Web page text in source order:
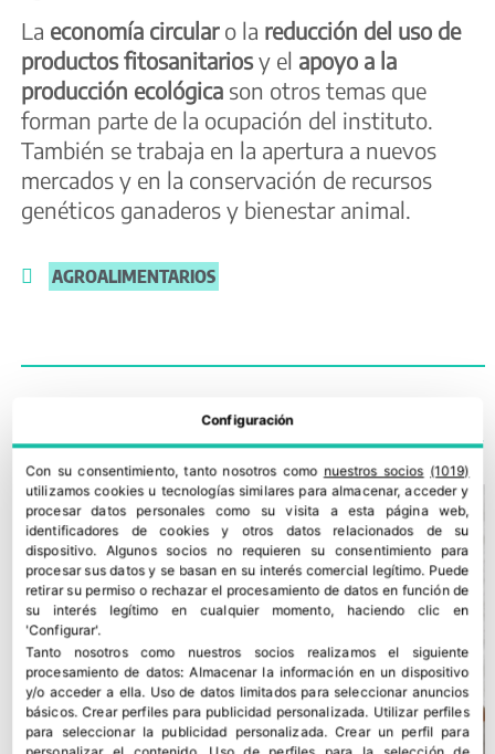
La economía circularo la reducción del uso de
productos fitosanitariosy el apoyo a la
producción ecológica son otros temas que
forman parte de la ocupación del instituto.
También se trabaja en la apertura a nuevos
mercados y en la conservación de recursos
genéticos ganaderos y bienestar animal.
AGROALIMENTARIOS
TE PODRÍA INTERESARConfiguración
Con su consentimiento, tanto nosotros como nuestros socios (1019)
utilizamos cookies u tecnologías similares para almacenar, acceder y
procesar datos personales como su visita a esta página web,
identificadores de cookies y otros datos relacionados de su
dispositivo. Algunos socios no requieren su consentimiento para
procesar sus datos y se basan en su interés comercial legítimo. Puede
retirar su permiso o rechazar el procesamiento de datos en función de
su interés legítimo en cualquier momento, haciendo clic en
'Configurar'.
Tanto nosotros como nuestros socios realizamos el siguiente
procesamiento de datos:Almacenar la información en un dispositivo
y/o acceder a ella. Uso de datos limitados para seleccionar anuncios
básicos.Crear perfiles para publicidad personalizada. Utilizar perfiles
para seleccionar la publicidad personalizada.Crear un perfil para